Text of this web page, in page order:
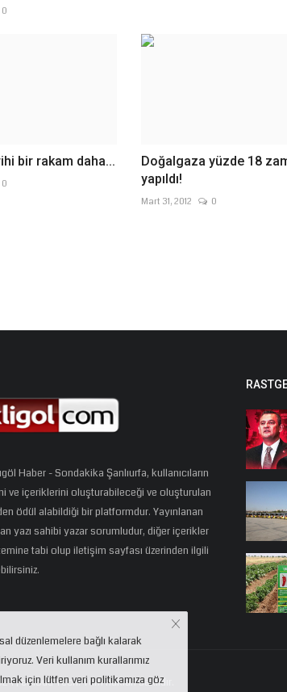
0
bir rakam daha...
0
Doğalgaza yüzde 18
yapıldı!
Mart 31, 2012 0
Haber - Sondakika Şanlıurfa, kullanıcıların
ve içeriklerini oluşturabileceği ve oluşturulan
ödül alabildiği bir platformdur. Yayınlanan
yazı sahibi yazar sorumludur, diğer içerikler
tabi olup iletişim sayfası üzerinden ilgili
| eCloud Tech. Tüm hakları saklıdır.
düzenlemelere bağlı kalarak
Veri kullanım kurallarımız
için lütfen veri politikamıza göz